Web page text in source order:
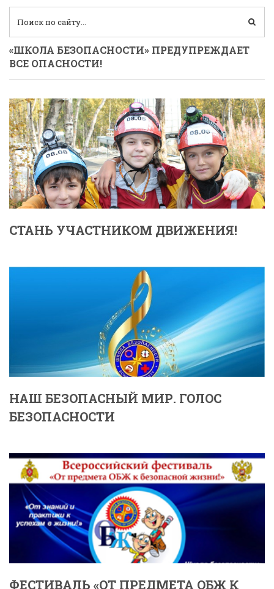
«ШКОЛА БЕЗОПАСНОСТИ» ПРЕДУПРЕЖДАЕТ
ВСЕ ОПАСНОСТИ!
СТАНЬ УЧАСТНИКОМ ДВИЖЕНИЯ!
НАШ БЕЗОПАСНЫЙ МИР. ГОЛОС
БЕЗОПАСНОСТИ
ФЕСТИВАЛЬ «ОТ ПРЕДМЕТА ОБЖ К